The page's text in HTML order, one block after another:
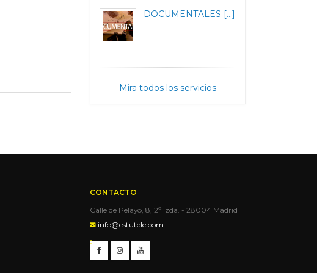
DOCUMENTALES [...]
Mira todos los servicios
CONTACTO
Calle de Pelayo, 8, 2º Izda. - 28004 Madrid
info@estutele.com